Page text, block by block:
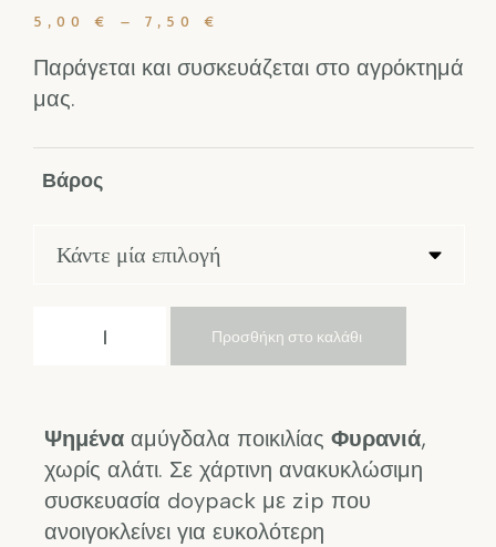
5,00 € – 7,50 €
Παράγεται και συσκευάζεται στο αγρόκτημά
μας.
Βάρος
Προσθήκη στο καλάθι
Ψημένα αμύγδαλα ποικιλίας Φυρανιά,
χωρίς αλάτι. Σε χάρτινη ανακυκλώσιμη
συσκευασία doypack με zip που
ανοιγοκλείνει για ευκολότερη